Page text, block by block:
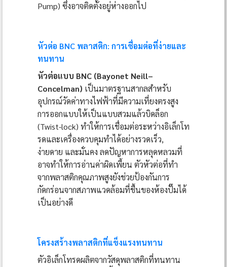
Pump) ซึ่งอาจติดตั้งอยู่ห่างออกไป
หัวต่อ BNC พลาสติก: การเชื่อมต่อที่ง่ายและ
ทนทาน
หัวต่อแบบ BNC (Bayonet Neill–
Concelman) เป็นมาตรฐานสากลสำหรับ
อุปกรณ์วัดค่าทางไฟฟ้าที่มีความเที่ยงตรงสูง
การออกแบบให้เป็นแบบสวมแล้วบิดล็อก
(Twist-lock) ทำให้การเชื่อมต่อระหว่างอิเล็กโท
รดและเครื่องควบคุมทำได้อย่างรวดเร็ว,
ง่ายดาย และมั่นคง ลดปัญหาการหลุดหลวมที่
อาจทำให้การอ่านค่าผิดเพี้ยน ตัวหัวต่อที่ทำ
จากพลาสติกคุณภาพสูงยังช่วยป้องกันการ
กัดกร่อนจากสภาพแวดล้อมที่ชื้นของห้องปั๊มได้
เป็นอย่างดี
โครงสร้างพลาสติกที่แข็งแรงทนทาน
ตัวอิเล็กโทรดผลิตจากวัสดุพลาสติกที่ทนทาน